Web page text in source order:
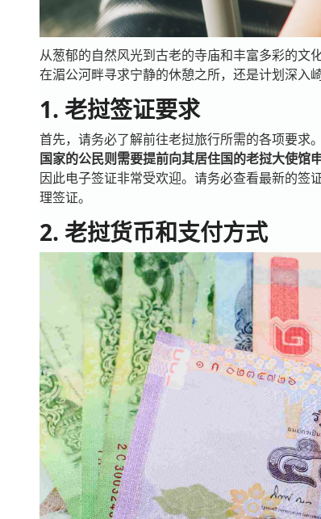
从葱郁的自然风光到古老的寺庙和丰富多彩的文
在湄公河畔寻求宁静的休憩之所，还是计划深入
1. 老挝签证要求
首先，请务必了解前往老挝旅行所需的各项要求
国家的公民则需要提前向其居住国的老挝大使馆
因此电子签证非常受欢迎。请务必查看最新的签
理签证。
2. 老挝货币和支付方式